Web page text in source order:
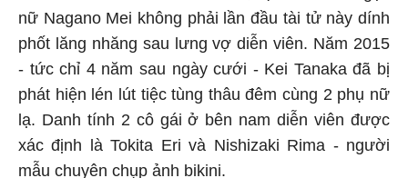
nữ Nagano Mei không phải lần đầu tài tử này dính
phốt lăng nhăng sau lưng vợ diễn viên. Năm 2015
- tức chỉ 4 năm sau ngày cưới - Kei Tanaka đã bị
phát hiện lén lút tiệc tùng thâu đêm cùng 2 phụ nữ
lạ. Danh tính 2 cô gái ở bên nam diễn viên được
xác định là Tokita Eri và Nishizaki Rima - người
mẫu chuyên chụp ảnh bikini.